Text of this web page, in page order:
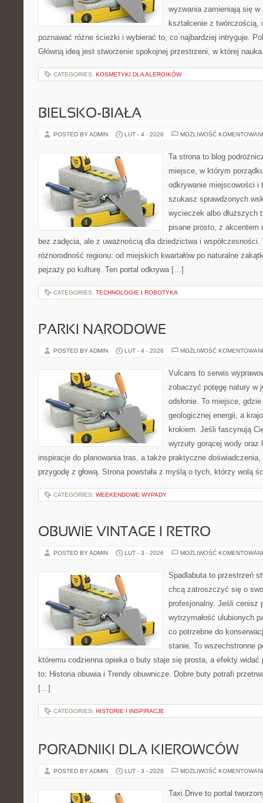
wyzwania zamieniają się
kształcenie z
poznawać różne ścieżki i wybierać to, co najbardziej intryguje.
Główną ideą jest stworzenie spokojnej przestrzeni, w której
CATEGORIES: KOSMETYKI DLA ALERGIKÓW
BIELSKO-BIAŁA
POSTED BY ADMIN LUT - 4 - 2026 MOŻLIWOŚĆ
Ta strona to blog
miejsce, w którym
odkrywanie miejscowości i
szukasz sprawdzonych
wycieczek albo dłuższych
pisane prosto, z akcentem
bez zadęcia, ale z uważnością dla dziedzictwa i
różnorodność regionu: od miejskich kwartałów po naturalne
pejzaży po kulturę. Ten portal odkrywa […]
CATEGORIES: TECHNOLOGIE I ROBOTYKA
PARKI NARODOWE
POSTED BY ADMIN LUT - 4 - 2026 MOŻLIWOŚĆ
Vulcans to serwis
zobaczyć potęgę natury w
odsłonie. To miejsce,
geologicznej energii, a
krokiem. Jeśli fascynują
wyrzuty gorącej wody oraz
inspiracje do planowania tras, a także praktyczne
przygodę z głową. Strona powstała z myślą o tych, którzy wolą
CATEGORIES: WEEKENDOWE WYPADY
OBUWIE VINTAGE I RETRO
POSTED BY ADMIN LUT - 3 - 2026 MOŻLIWOŚĆ
Spadlabuta to przestrzeń
chcą zatroszczyć się o
profesjonalny. Jeśli cenisz
wytrzymałość ulubionych
co potrzebne do
stanie. To wszechstronne
któremu codzienna opieka o buty staje się prosta, a efekty
to: Historia obuwia i Trendy obuwnicze. Dobre buty potrafi
[…]
CATEGORIES: HISTORIE I INSPIRACJE
PORADNIKI DLA KIEROWCÓW
POSTED BY ADMIN LUT - 3 - 2026 MOŻLIWOŚĆ
Taxi Drive to portal